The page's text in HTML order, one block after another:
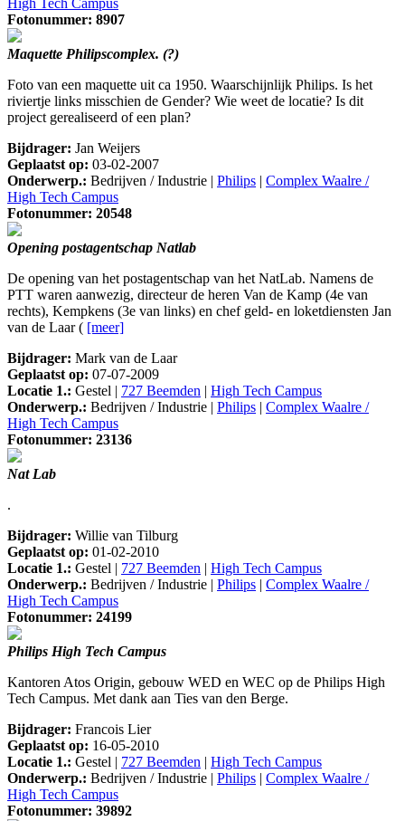
High Tech Campus
Fotonummer: 8907
Maquette Philipscomplex. (?)
Foto van een maquette uit ca 1950. Waarschijnlijk Philips. Is het
riviertje links misschien de Gender? Wie weet de locatie? Is dit
project gerealiseerd of een plan?
Bijdrager: Jan Weijers
Geplaatst op: 03-02-2007
Onderwerp.: Bedrijven / Industrie | Philips | Complex Waalre /
High Tech Campus
Fotonummer: 20548
Opening postagentschap Natlab
De opening van het postagentschap van het NatLab. Namens de
PTT waren aanwezig, directeur de heren Van de Kamp (4e van
rechts), Kempkens (3e van links) en chef geld- en loketdiensten Jan
van de Laar ( [meer]
Bijdrager: Mark van de Laar
Geplaatst op: 07-07-2009
Locatie 1.: Gestel | 727 Beemden | High Tech Campus
Onderwerp.: Bedrijven / Industrie | Philips | Complex Waalre /
High Tech Campus
Fotonummer: 23136
Nat Lab
.
Bijdrager: Willie van Tilburg
Geplaatst op: 01-02-2010
Locatie 1.: Gestel | 727 Beemden | High Tech Campus
Onderwerp.: Bedrijven / Industrie | Philips | Complex Waalre /
High Tech Campus
Fotonummer: 24199
Philips High Tech Campus
Kantoren Atos Origin, gebouw WED en WEC op de Philips High
Tech Campus. Met dank aan Ties van den Berge.
Bijdrager: Francois Lier
Geplaatst op: 16-05-2010
Locatie 1.: Gestel | 727 Beemden | High Tech Campus
Onderwerp.: Bedrijven / Industrie | Philips | Complex Waalre /
High Tech Campus
Fotonummer: 39892